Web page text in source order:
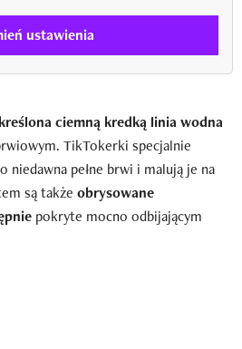
ustawienia
ciemną kredką linia wodna
TikTokerki specjalnie
niedawna pełne brwi i malują je na
są także obrysowane
pokryte mocno odbijającym